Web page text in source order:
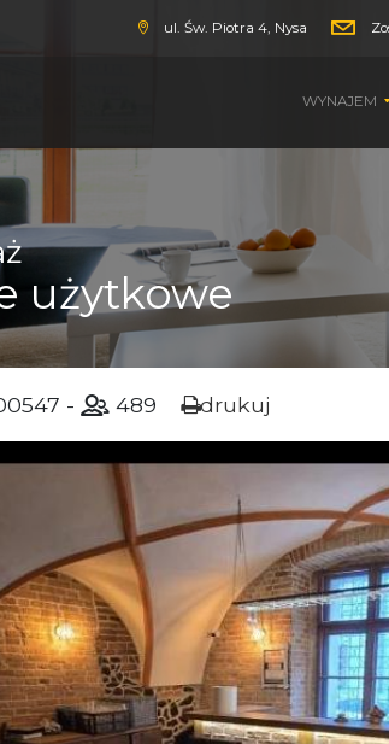
ul. Św. Piotra 4, Nysa
WYNAJEM
użytkowe
- 489 drukuj